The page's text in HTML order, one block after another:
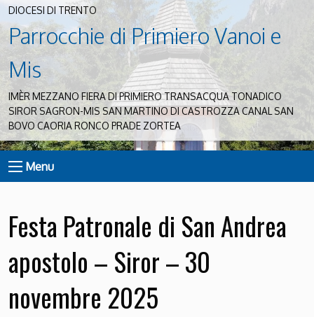
DIOCESI DI TRENTO
Parrocchie di Primiero Vanoi e
Mis
IMÈR MEZZANO FIERA DI PRIMIERO TRANSACQUA TONADICO
SIROR SAGRON-MIS SAN MARTINO DI CASTROZZA CANAL SAN
BOVO CAORIA RONCO PRADE ZORTEA
Menu
Festa Patronale di San Andrea
apostolo – Siror – 30
novembre 2025